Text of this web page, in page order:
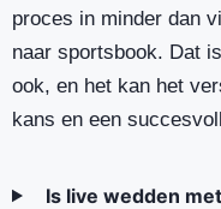
proces in minder dan
naar sportsbook. Dat
ook, en het kan het
kans en een
Is live wedden